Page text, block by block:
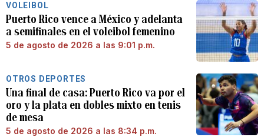
VOLEIBOL
Puerto Rico vence a México y adelanta
a semifinales en el voleibol femenino
5 de agosto de 2026 a las 9:01 p.m.
OTROS DEPORTES
Una final de casa: Puerto Rico va por el
oro y la plata en dobles mixto en tenis
de mesa
5 de agosto de 2026 a las 8:34 p.m.